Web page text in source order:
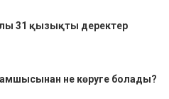
31 қызықты деректер
не көруге болады?